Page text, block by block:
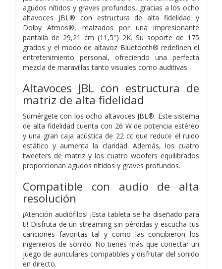
agudos nítidos y graves profundos, gracias a los ocho
altavoces JBL® con estructura de alta fidelidad y
Dolby Atmos®, realzados por una impresionante
pantalla de 29,21 cm (11,5″) 2K. Su soporte de 175
grados y el modo de altavoz Bluetooth® redefinen el
entretenimiento personal, ofreciendo una perfecta
mezcla de maravillas tanto visuales como auditivas.
Altavoces JBL con estructura de
matriz de alta fidelidad
Sumérgete con los ocho altavoces JBL®. Este sistema
de alta fidelidad cuenta con 26 W de potencia estéreo
y una gran caja acústica de 22 cc que reduce el ruido
estático y aumenta la claridad. Además, los cuatro
tweeters de matriz y los cuatro woofers equilibrados
proporcionan agudos nítidos y graves profundos.
Compatible con audio de alta
resolución
¡Atención audiófilos! ¡Esta tableta se ha diseñado para
ti! Disfruta de un streaming sin pérdidas y escucha tus
canciones favoritas tal y como las concibieron los
ingenieros de sonido. No tienes más que conectar un
juego de auriculares compatibles y disfrutar del sonido
en directo.